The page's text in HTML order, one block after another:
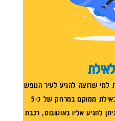
למי שרוצה להגיע לעיר הנופש
במינימום זמן. שדה התעופה באילת ממוקם במרחק של כ-5
להגיע אליו באוטובוס, רכבת